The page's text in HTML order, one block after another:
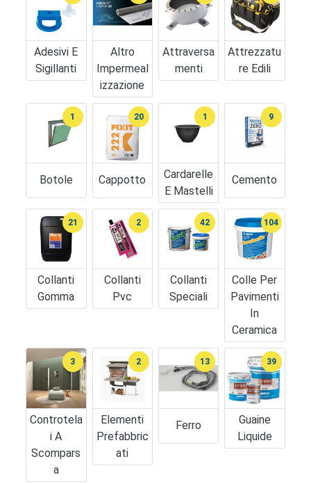
Adesivi E
Sigillanti
Altro
Impermeal
Izzazione
Attraversa
Menti
Attrezzatu
Re Edili
Botole
1
Cappotto
20
Cardarelle
E Mastelli
1
Cemento
9
Collanti
Gomma
21
Collanti
Pvc
2
Collanti
Speciali
42
Colle Per
Pavimenti
In
Ceramica
104
Controtela
I A
Scompars
A
3
Elementi
Prefabbric
Ati
2
Ferro
13
Guaine
Liquide
39